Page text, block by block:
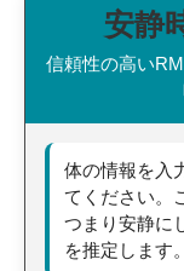
安静
信頼性の高い
体の情報を入
てください。
つまり安静に
を推定します。